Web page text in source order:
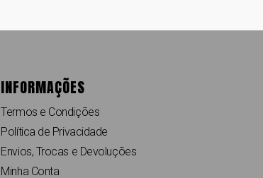
INFORMAÇÕES
Termos e Condições
Política de Privacidade
Envios, Trocas e Devoluções
Minha Conta